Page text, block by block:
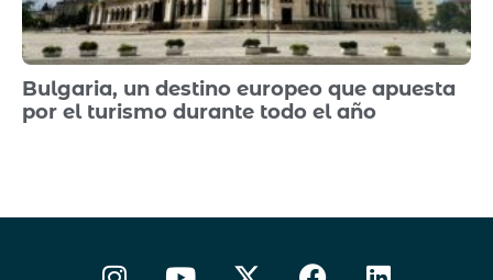
Bulgaria, un destino europeo que apuesta
por el turismo durante todo el año